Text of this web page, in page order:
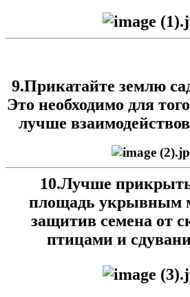
9.Прикатайте землю
Это необходимо для
лучше
10.Лучше
площадь укрывным
защитив семена от
птицами и